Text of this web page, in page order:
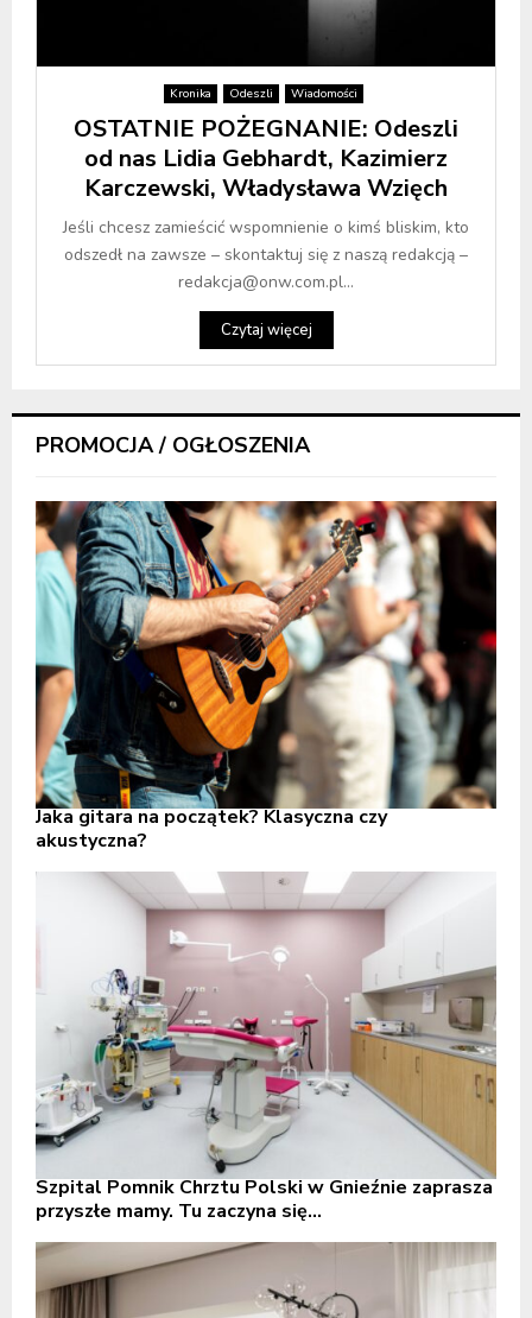
Kronika Odeszli Wiadomości
OSTATNIE POŻEGNANIE: Odeszli
od nas Lidia Gebhardt, Kazimierz
Karczewski, Władysława Wzięch
Jeśli chcesz zamieścić wspomnienie o kimś bliskim, kto
odszedł na zawsze – skontaktuj się z naszą redakcją –
redakcja@onw.com.pl...
Czytaj więcej
PROMOCJA / OGŁOSZENIA
Jaka gitara na początek? Klasyczna czy
akustyczna?
Szpital Pomnik Chrztu Polski w Gnieźnie zaprasza
przyszłe mamy. Tu zaczyna się...